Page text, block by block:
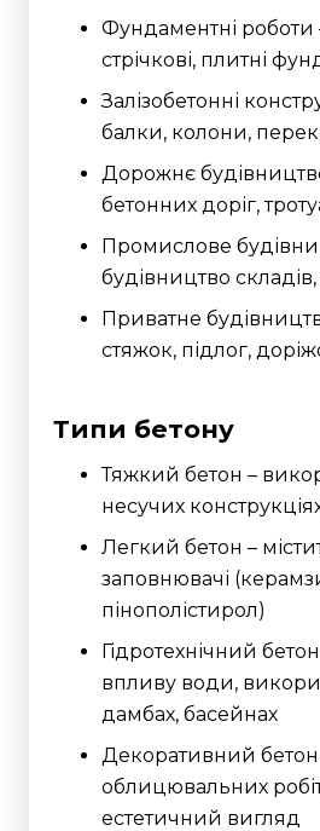
Фундаментні роботи
стрічкові, плитні
Залізобетонні
балки, колони,
Дорожнє
бетонних доріг,
Промислове
будівництво складів,
Приватне
стяжок, підлог,
Типи бетону
Тяжкий бетон –
несучих
Легкий бетон –
заповнювачі
пінополістирол)
Гідротехнічний
впливу води,
дамбах, басейнах
Декоративний бетон
облицювальних
естетичний вигляд